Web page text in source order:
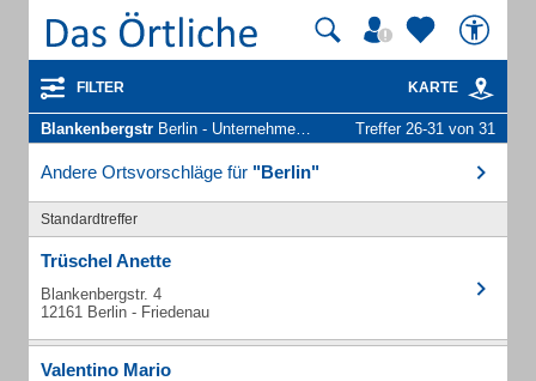
FILTER KARTE
Blankenbergstr Berlin - Unternehmen und Personen Treffer 26-31 von 31
Andere Ortsvorschläge für "Berlin"
Standardtreffer
Trüschel Anette
Blankenbergstr. 4
12161 Berlin - Friedenau
Valentino Mario